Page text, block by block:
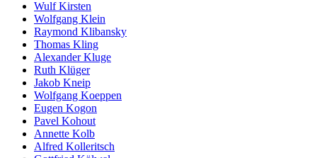
Wulf Kirsten
Wolfgang Klein
Raymond Klibansky
Thomas Kling
Alexander Kluge
Ruth Klüger
Jakob Kneip
Wolfgang Koeppen
Eugen Kogon
Pavel Kohout
Annette Kolb
Alfred Kolleritsch